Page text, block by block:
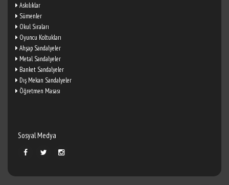
Askılıklar
Sümenler
Okul Sıraları
Oyuncu Koltukları
Ahşap Sandalyeler
Metal Sandalyeler
Banket Sandalyeler
Dış Mekan Sandalyeler
Öğretmen Masası
Sosyal Medya